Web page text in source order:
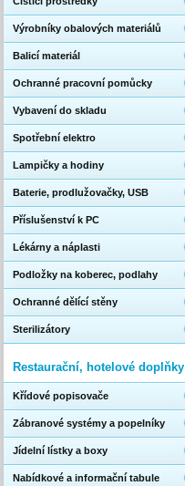
Výrobníky obalových materiálů
Balicí materiál
Ochranné pracovní pomůcky
Vybavení do skladu
Spotřební elektro
Lampičky a hodiny
Baterie, prodlužovačky, USB
Příslušenství k PC
Lékárny a náplasti
Podložky na koberec, podlahy
Ochranné dělící stěny
Sterilizátory
Restaurační, hotelové doplňky
Křídové popisovače
Zábranové systémy a popelníky
Jídelní lístky a boxy
Nabídkové a informační tabule